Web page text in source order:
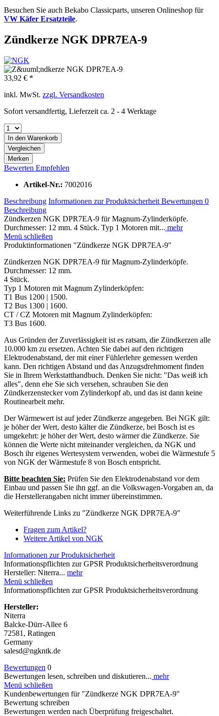
Besuchen Sie auch Bekabo Classicparts, unseren Onlineshop für
VW Käfer Ersatzteile.
Zündkerze NGK DPR7EA-9
33,92 € *
inkl. MwSt. zzgl. Versandkosten
Sofort versandfertig, Lieferzeit ca. 2 - 4 Werktage
In den Warenkorb
Vergleichen
Merken
Bewerten Empfehlen
Artikel-Nr.: 7002016
Beschreibung Informationen zur Produktsicherheit Bewertungen 0
Beschreibung
Zündkerzen NGK DPR7EA-9 für Magnum-Zylinderköpfe.
Durchmesser: 12 mm. 4 Stück. Typ 1 Motoren mit... mehr
Menü schließen
Produktinformationen "Zündkerze NGK DPR7EA-9"
Zündkerzen NGK DPR7EA-9 für Magnum-Zylinderköpfe.
Durchmesser: 12 mm.
4 Stück.
Typ 1 Motoren mit Magnum Zylinderköpfen:
T1 Bus 1200 | 1500.
T2 Bus 1300 | 1600.
CT / CZ Motoren mit Magnum Zylinderköpfen:
T3 Bus 1600.
Aus Gründen der Zuverlässigkeit ist es ratsam, die Zündkerzen alle
10.000 km zu ersetzen. Achten Sie dabei auf den richtigen
Elektrodenabstand, der mit einer Fühlerlehre gemessen werden
kann. Den richtigen Abstand und das Anzugsdrehmoment finden
Sie in Ihrem Werkstatthandbuch. Denken Sie nicht: "Das weiß ich
alles", denn ehe Sie sich versehen, schrauben Sie den
Zündkerzenstecker vom Zylinderkopf ab, und das ist dann keine
Routinearbeit mehr.
Der Wärmewert ist auf jeder Zündkerze angegeben. Bei NGK gilt:
je höher der Wert, desto kälter die Zündkerze, bei Bosch ist es
umgekehrt: je höher der Wert, desto wärmer die Zündkerze. Sie
können die Werte nicht miteinander vergleichen, da NGK und
Bosch ihr eigenes Wertesystem verwenden, wobei die Wärmestufe 5
von NGK der Wärmestufe 8 von Bosch entspricht.
Bitte beachten Sie: Prüfen Sie den Elektrodenabstand vor dem
Einbau und passen Sie ihn ggf. an die Volkswagen-Vorgaben an, da
die Herstellerangaben nicht immer übereinstimmen.
Weiterführende Links zu "Zündkerze NGK DPR7EA-9"
Fragen zum Artikel?
Weitere Artikel von NGK
Informationen zur Produktsicherheit
Informationspflichten zur GPSR Produktsicherheitsverordnung
Hersteller: Niterra... mehr
Menü schließen
Informationspflichten zur GPSR Produktsicherheitsverordnung
Hersteller:
Niterra
Balcke-Dürr-Allee 6
72581, Ratingen
Germany
salesd@ngkntk.de
Bewertungen 0
Bewertungen lesen, schreiben und diskutieren... mehr
Menü schließen
Kundenbewertungen für "Zündkerze NGK DPR7EA-9"
Bewertung schreiben
Bewertungen werden nach Überprüfung freigeschaltet.